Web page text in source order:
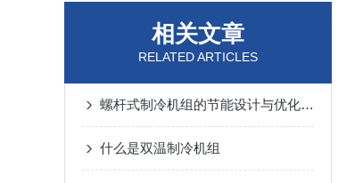
相关文章
RELATED ARTICLES
螺杆式制冷机组的节能设计与优化策略
什么是双温制冷机组